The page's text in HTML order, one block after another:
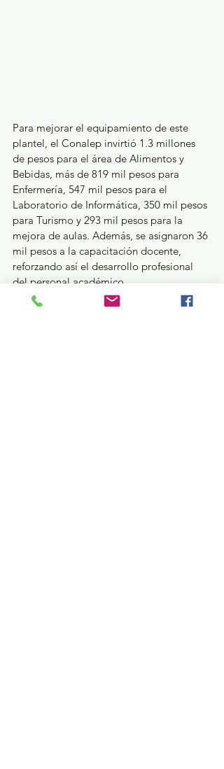
Para mejorar el equipamiento de este
plantel, el Conalep invirtió 1.3 millones
de pesos para el área de Alimentos y
Bebidas, más de 819 mil pesos para
Enfermería, 547 mil pesos para el
Laboratorio de Informática, 350 mil pesos
para Turismo y 293 mil pesos para la
mejora de aulas. Además, se asignaron 36
mil pesos a la capacitación docente,
reforzando así el desarrollo profesional
del personal académico.